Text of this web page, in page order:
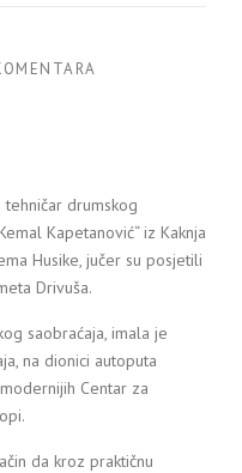
drumskog
Kapetanović“ iz Kaknja
Husike, jučer su posjetili
Drivuša.
saobraćaja, imala je
na dionici autoputa
Centar za
da kroz praktičnu